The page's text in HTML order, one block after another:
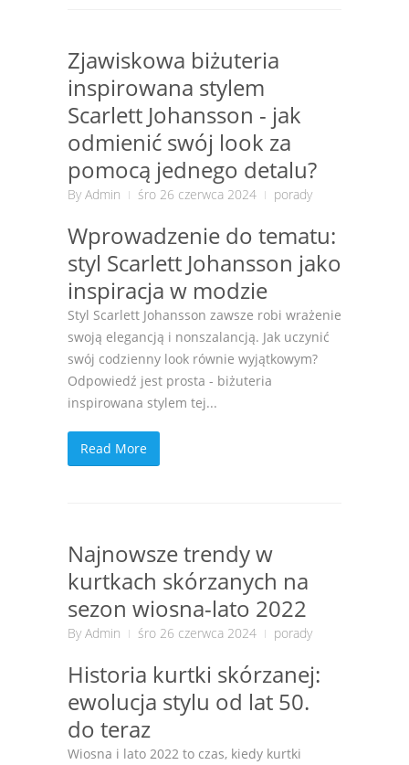
Zjawiskowa biżuteria
inspirowana stylem
Scarlett Johansson - jak
odmienić swój look za
pomocą jednego detalu?
ByAdmin śro 26 czerwca 2024 porady
Wprowadzenie do tematu:
styl Scarlett Johansson jako
inspiracja w modzie
Styl Scarlett Johansson zawsze robi wrażenie
swoją elegancją i nonszalancją. Jak uczynić
swój codzienny look równie wyjątkowym?
Odpowiedź jest prosta - biżuteria
inspirowana stylem tej...
Read More
Najnowsze trendy w
kurtkach skórzanych na
sezon wiosna-lato 2022
ByAdmin śro 26 czerwca 2024 porady
Historia kurtki skórzanej:
ewolucja stylu od lat 50.
do teraz
Wiosna i lato 2022 to czas, kiedy kurtki